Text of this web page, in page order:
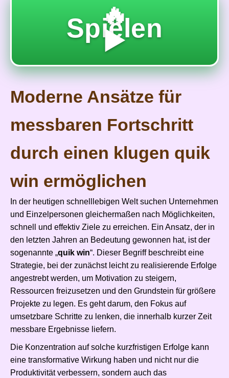
🔥
Spielen
▶️
Moderne Ansätze für
messbaren Fortschritt
durch einen klugen quik
win ermöglichen
In der heutigen schnelllebigen Welt suchen Unternehmen
und Einzelpersonen gleichermaßen nach Möglichkeiten,
schnell und effektiv Ziele zu erreichen. Ein Ansatz, der in
den letzten Jahren an Bedeutung gewonnen hat, ist der
sogenannte „quik win“. Dieser Begriff beschreibt eine
Strategie, bei der zunächst leicht zu realisierende Erfolge
angestrebt werden, um Motivation zu steigern,
Ressourcen freizusetzen und den Grundstein für größere
Projekte zu legen. Es geht darum, den Fokus auf
umsetzbare Schritte zu lenken, die innerhalb kurzer Zeit
messbare Ergebnisse liefern.
Die Konzentration auf solche kurzfristigen Erfolge kann
eine transformative Wirkung haben und nicht nur die
Produktivität verbessern, sondern auch das